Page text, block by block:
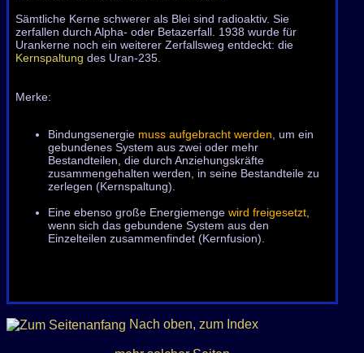
Sämtliche Kerne schwerer als Blei sind radioaktiv. Sie
zerfallen durch Alpha- oder Betazerfall. 1938 wurde für
Urankerne noch ein weiterer Zerfallsweg entdeckt: die
Kernspaltung des Uran-235.
Merke:
Bindungsenergie muss aufgebracht werden , um ein
gebundenes System aus zwei oder mehr
Bestandteilen, die durch Anziehungskräfte
zusammengehalten werden, in seine Bestandteile zu
zerlegen (Kernspaltung).
Eine ebenso große Energiemenge wird freigesetzt
wenn sich das gebundene System aus den
Einzelteilen zusammenfindet (Kernfusion).
Nach oben, zum Index